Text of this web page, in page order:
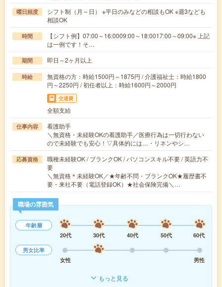
曜日頻度
シフト制（月～日） ※平日のみなどの相談もOK ※週3なども
相談OK
時間
【シフト例】07:00～16:0009:00～18:0017:00～09:00※ 上記
は一例です！そ…
期間 即日～2ヶ月以上
時給
無資格の方：時給1500円～1875円 / 介護福祉士：時給1800
円～2250円 / 初任者以上：時給1600円～2000円
交通費
全額支給
仕事内容
看護助手
＼無資格・未経験OKの看護助手／医療行為は一切行わない
ので未経験でも安心！▽具体的には…・リネンやシ…
応募資格
職種未経験OK / ブランクOK / パソコンスキル不要 / 英語力不
要
＼無資格＊未経験OK／★年齢不問・ブランクOK★履歴書不
要・来社不要（電話登録OK）★社会保険完備＼…
職場の雰囲気
年齢層
20代
30代 40代 50代
60代
男女比率
女性
男性
もっと見る